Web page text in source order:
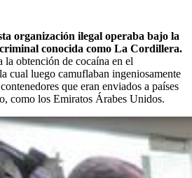
organización ilegal operaba bajo la
conocida como La Cordillera.
la obtención de cocaína en el
cual luego camuflaban ingeniosamente
que eran enviados a países
como los Emiratos Árabes Unidos.